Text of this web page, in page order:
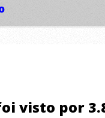
visto por